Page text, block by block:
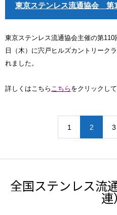
東京ステンレス流通協会 第
東京ステンレス流通協会主催の第
日（木）に宍戸ヒルズカントリーク
れました。
詳しくはこちら こちら をクリックして
1 2 3
全国ステンレス流